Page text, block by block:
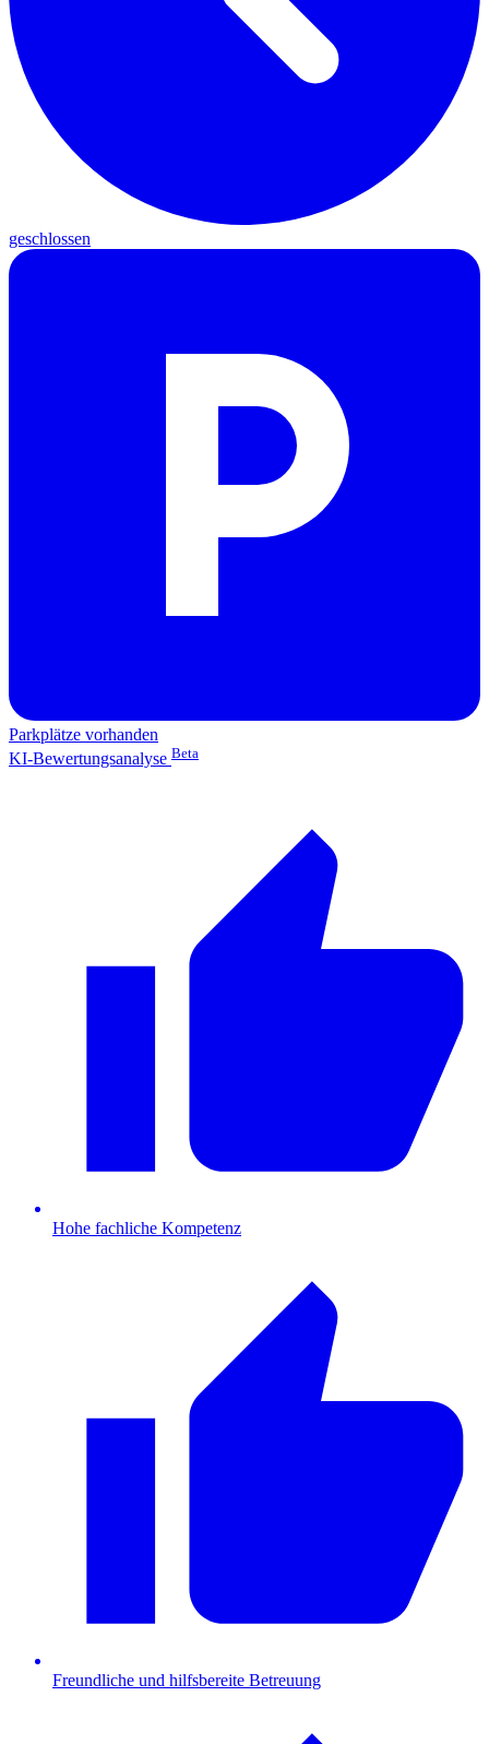
geschlossen
Parkplätze vorhanden
KI-Bewertungsanalyse Beta
Hohe fachliche Kompetenz
Freundliche und hilfsbereite Betreuung